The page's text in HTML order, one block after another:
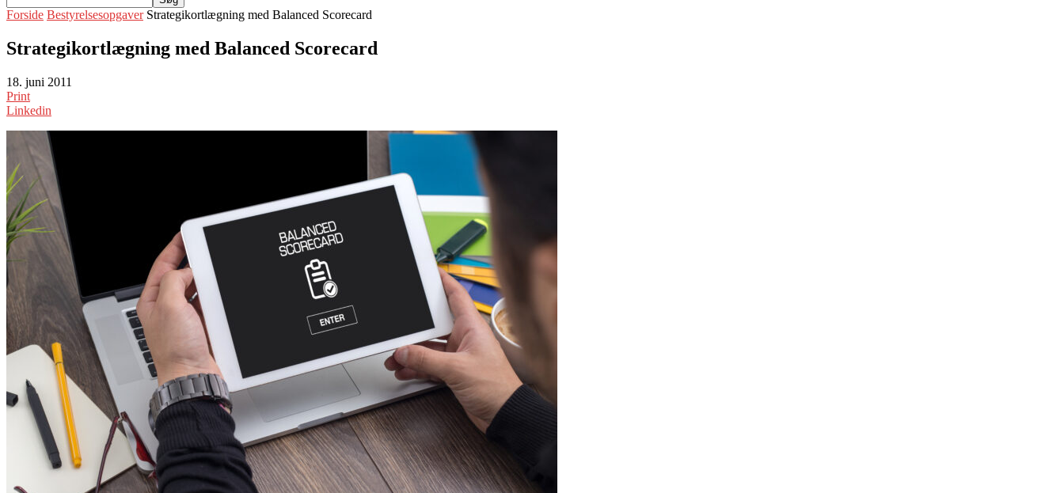
Forside Bestyrelsesopgaver Strategikortlægning med Balanced Scorecard
Strategikortlægning med Balanced Scorecard
18. juni 2011
Print
Linkedin